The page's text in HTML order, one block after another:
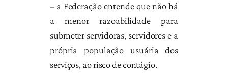
– a Federação entende que não há
a menor razoabilidade para
submeter servidoras, servidores e a
própria população usuária dos
serviços, ao risco de contágio.